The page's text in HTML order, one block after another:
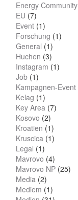
Energy Community
EU (7)
Event (1)
Forschung (1)
General (1)
Huchen (3)
Instagram (1)
Job (1)
Kampagnen-Event
Kelag (1)
Key Area (7)
Kosovo (2)
Kroatien (1)
Kruscica (1)
Legal (1)
Mavrovo (4)
Mavrovo NP (25)
Media (2)
Mediem (1)